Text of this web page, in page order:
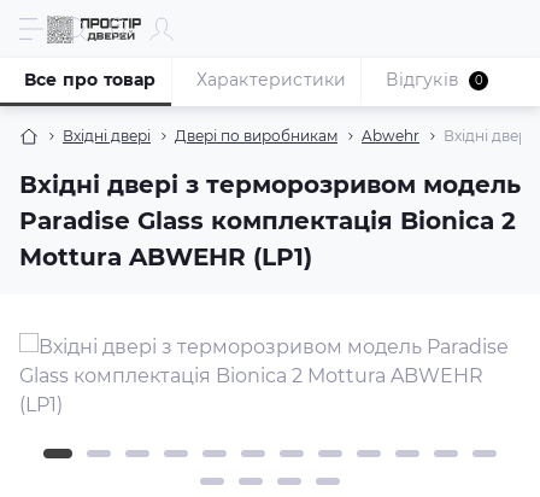
Вхідні двері Двері по виробникам Abwehr Вхідні
Вхідні двері з терморозривом модель
Paradise Glass комплектація Bionica 2
Mottura ABWEHR (LP1)
Все про товар Характеристики Відгуків 0